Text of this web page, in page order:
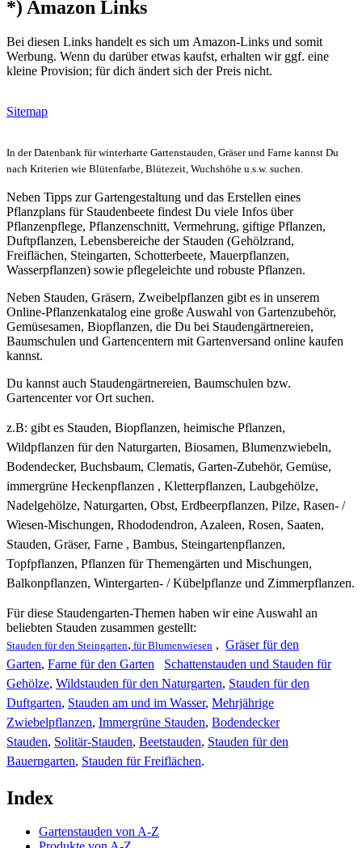
*) Amazon Links
Bei diesen Links handelt es sich um Amazon-Links und somit
Werbung. Wenn du darüber etwas kaufst, erhalten wir ggf. eine
kleine Provision; für dich ändert sich der Preis nicht.
Sitemap
In der Datenbank für winterharte Gartenstauden, Gräser und Farne kannst Du
nach Kriterien wie Blütenfarbe, Blütezeit, Wuchshöhe u.s.w. suchen.
Neben Tipps zur Gartengestaltung und das Erstellen eines
Pflanzplans für Staudenbeete findest Du viele Infos über
Pflanzenpflege, Pflanzenschnitt, Vermehrung, giftige Pflanzen,
Duftpflanzen, Lebensbereiche der Stauden (Gehölzrand,
Freiflächen, Steingarten, Schotterbeete, Mauerpflanzen,
Wasserpflanzen) sowie pflegeleichte und robuste Pflanzen.
Neben Stauden, Gräsern, Zweibelpflanzen gibt es in unserem
Online-Pflanzenkatalog eine große Auswahl von Gartenzubehör,
Gemüsesamen, Biopflanzen, die Du bei Staudengärtnereien,
Baumschulen und Gartencentern mit Gartenversand online kaufen
kannst.
Du kannst auch Staudengärtnereien, Baumschulen bzw.
Gartencenter vor Ort suchen.
z.B: gibt es Stauden, Biopflanzen, heimische Pflanzen,
Wildpflanzen für den Naturgarten, Biosamen, Blumenzwiebeln,
Bodendecker, Buchsbaum, Clematis, Garten-Zubehör, Gemüse,
immergrüne Heckenpflanzen , Kletterpflanzen, Laubgehölze,
Nadelgehölze, Naturgarten, Obst, Erdbeerpflanzen, Pilze, Rasen- /
Wiesen-Mischungen, Rhododendron, Azaleen, Rosen, Saaten,
Stauden, Gräser, Farne , Bambus, Steingartenpflanzen,
Topfpflanzen, Pflanzen für Themengärten und Mischungen,
Balkonpflanzen, Wintergarten- / Kübelpflanze und Zimmerpflanzen.
Für diese Staudengarten-Themen haben wir eine Auswahl an
beliebten Stauden zusammen gestellt:
Stauden für den Steingarten, für Blumenwiesen , Gräser für den
Garten, Farne für den Garten
Schattenstauden und Stauden für
Gehölze, Wildstauden für den Naturgarten, Stauden für den
Duftgarten, Stauden am und im Wasser, Mehrjährige
Zwiebelpflanzen, Immergrüne Stauden, Bodendecker
Stauden, Solitär-Stauden, Beetstauden, Stauden für den
Bauerngarten, Stauden für Freiflächen.
Index
Gartenstauden von A-Z